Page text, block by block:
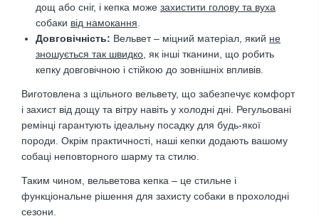
дощ або сніг, і кепка може захистити голову та вуха
собаки від намокання
Довговічність: Вельвет – міцний матеріал, який не
зношується так швидко , як інші тканини, що робить
кепку довговічною і стійкою до зовнішніх впливів.
Виготовлена з щільного вельвету, що забезпечує комфорт
і захист від дощу та вітру навіть у холодні дні. Регульовані
ремінці гарантують ідеальну посадку для будь-якої
породи. Окрім практичності, наші кепки додають вашому
собаці неповторного шарму та стилю.
Таким чином, вельветова кепка – це стильне і
функціональне рішення для захисту собаки в прохолодні
сезони.